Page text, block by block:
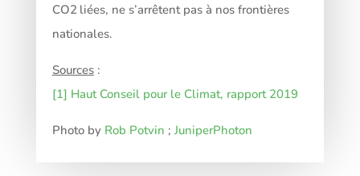
CO2 liées, ne s’arrêtent pas à nos frontières
nationales.
Sources:
[1] Haut Conseil pour le Climat, rapport 2019
Photo by Rob Potvin ; JuniperPhoton